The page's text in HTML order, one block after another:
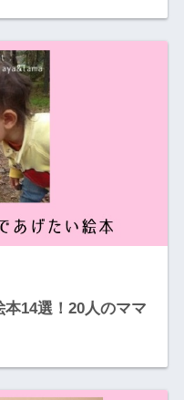
14選！20人のママ